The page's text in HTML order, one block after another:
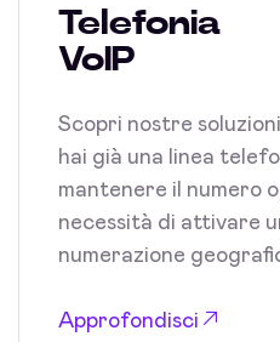
Telefonia
VoIP
Scopri nostre
hai già una linea
mantenere il numero
necessità di attivare
numerazione
Approfondisci